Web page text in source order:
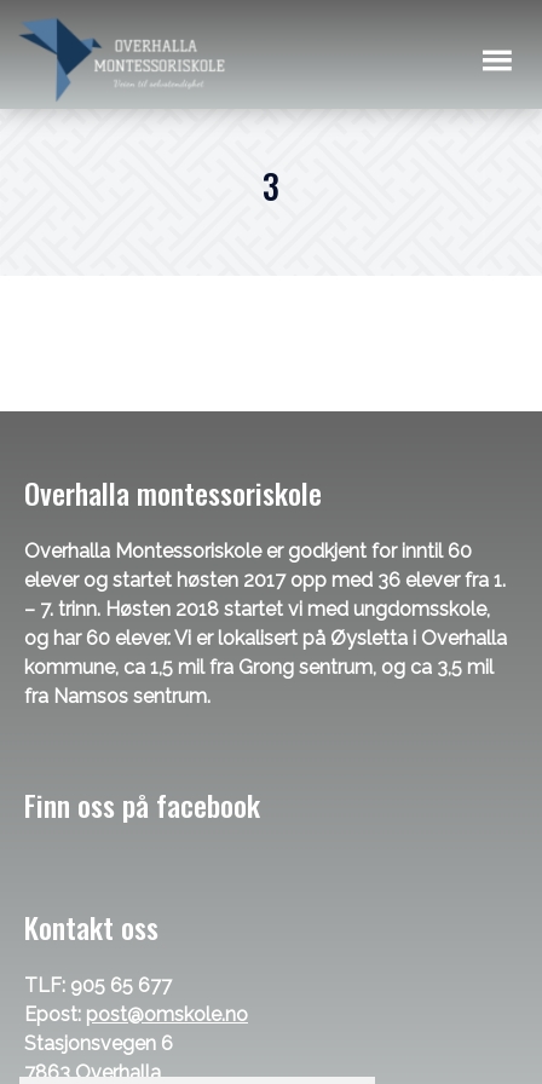
3
Overhalla montessoriskole
Overhalla Montessoriskole er godkjent for inntil 60
elever og startet høsten 2017 opp med 36 elever fra 1.
– 7. trinn. Høsten 2018 startet vi med ungdomsskole,
og har 60 elever. Vi er lokalisert på Øysletta i Overhalla
kommune, ca 1,5 mil fra Grong sentrum, og ca 3,5 mil
fra Namsos sentrum.
Finn oss på facebook
Kontakt oss
TLF: 905 65 677
Epost: post@omskole.no
Stasjonsvegen 6
7863 Overhalla